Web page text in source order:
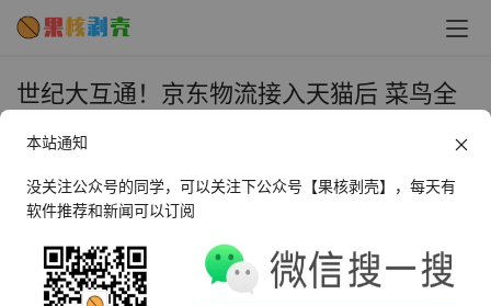
世纪大互通！京东物流接入天猫后 菜鸟全
2024年10月28日 下午5:49 • 圈内新闻
AI摘要
本站通知
没关注公众号的同学，可以关注下公众号【果核剥壳】，每天有
软件推荐和新闻可以订阅